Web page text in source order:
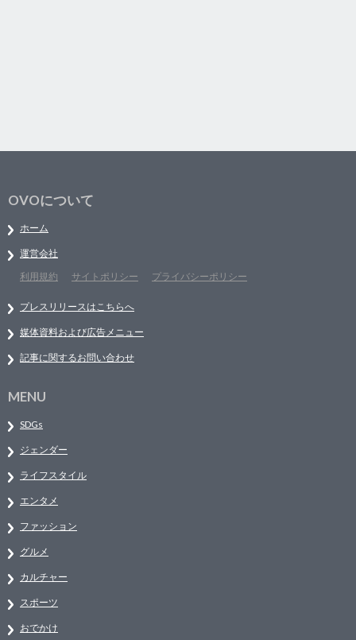
OVOについて
ホーム
運営会社
利用規約
サイトポリシー プライバシーポリシー
プレスリリースはこちらへ
媒体資料および広告メニュー
記事に関するお問い合わせ
MENU
SDGs
ジェンダー
ライフスタイル
エンタメ
ファッション
グルメ
カルチャー
スポーツ
おでかけ